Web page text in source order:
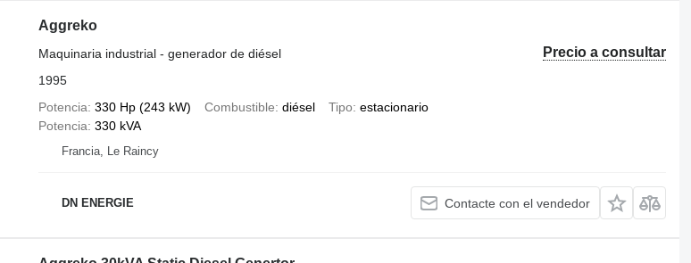
Aggreko
Precio a consultar
Maquinaria industrial - generador de diésel
1995
Potencia 330 Hp (243 kW) Combustible diésel Tipo estacionario
Potencia 330 kVA
Francia, Le Raincy
DN ENERGIE Contacte con el vendedor